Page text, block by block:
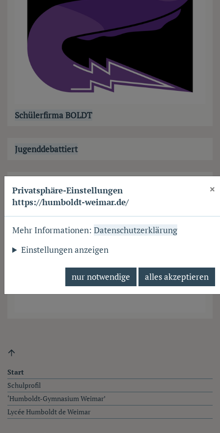
Schülerfirma BOLDT
Jugenddebattiert
Fußzeile
Start
Schulprofil
‘Humboldt-Gymnasium Weimar’
Lycée Humboldt de Weimar
Privatsphäre-Einstellungen
https://humboldt-weimar.de/
×
Mehr Informationen: Datenschutzerklärung
Einstellungen anzeigen
nur notwendige alles akzeptieren